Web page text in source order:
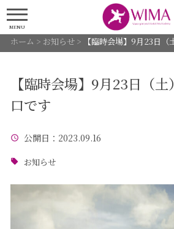
MENU
ホーム > お知らせ> 【臨時会場】9月23日
【臨時会場】9月23日（
口です
公開日 ：2023.09.16
お知らせ